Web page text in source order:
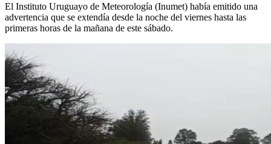
El Instituto Uruguayo de Meteorología (Inumet) había emitido una
advertencia que se extendía desde la noche del viernes hasta las
primeras horas de la mañana de este sábado.